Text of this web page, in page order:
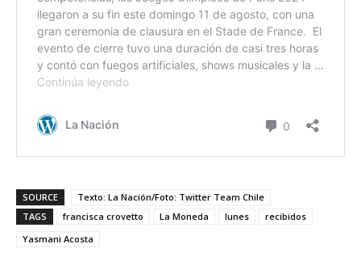
SOURCE
Texto: La Nación/Foto: Twitter Team Chile
TAGS
francisca crovetto La Moneda lunes
recibidos
Yasmani Acosta